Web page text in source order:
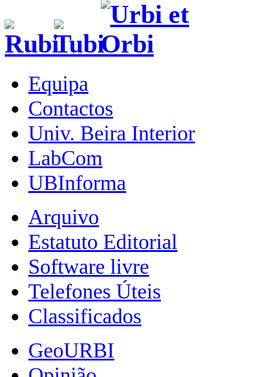
Equipa
Contactos
Univ. Beira Interior
LabCom
UBInforma
Arquivo
Estatuto Editorial
Software livre
Telefones Úteis
Classificados
GeoURBI